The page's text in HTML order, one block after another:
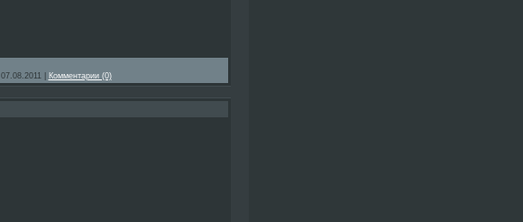
07.08.2011 Комментарии (0)